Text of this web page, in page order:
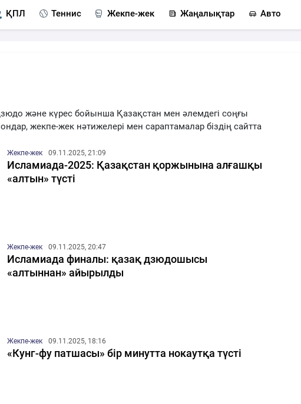
ҚПЛ Теннис Жекпе-жек Жаңалықтар Авто
және күрес бойынша Қазақстан мен әлемдегі соңғы
жекпе-жек нәтижелері мен сараптамалар біздің сайтта
Жекпе-жек 09.11.2025, 21:09
Исламиада-2025: Қазақстан қоржынына алғашқы
«алтын» түсті
Жекпе-жек 09.11.2025, 20:47
Исламиада финалы: қазақ дзюдошысы
«алтыннан» айырылды
Жекпе-жек 09.11.2025, 18:16
«Кунг-фу патшасы» бір минутта нокаутқа түсті